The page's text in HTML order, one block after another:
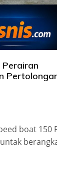
boat 150